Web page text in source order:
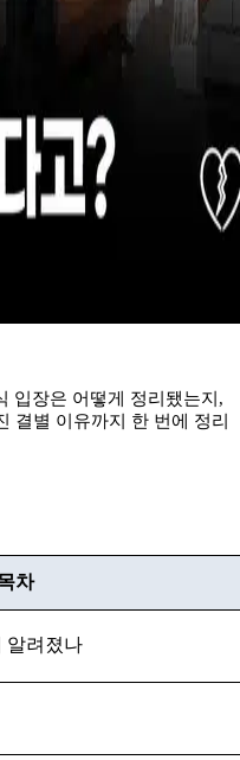
입장은 어떻게 정리됐는지,
결별 이유까지 한 번에 정리
차
알려졌나